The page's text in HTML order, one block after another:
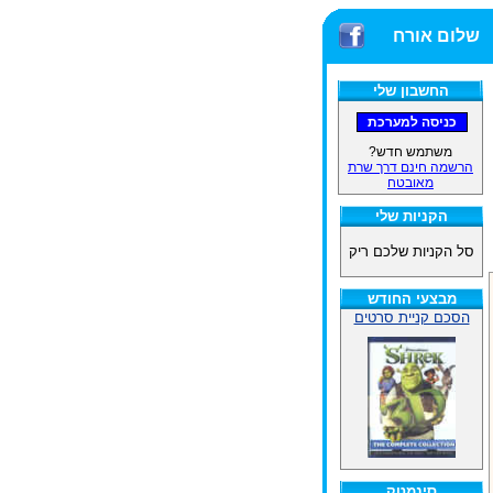
שלום אורח
החשבון שלי
משתמש חדש?
הרשמה חינם דרך שרת
מאובטח
הקניות שלי
סל הקניות שלכם ריק
מבצעי החודש
הסכם קניית סרטים